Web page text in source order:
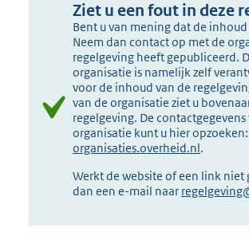
Ziet u een fout in deze
Bent u van mening dat de
Neem dan contact op met de
regelgeving heeft gepubliceerd.
organisatie is namelijk zelf
voor de inhoud van de
van de organisatie ziet u
regelgeving. De contactgegevens
organisatie kunt u hier opzoeken:
organisaties.overheid.nl.
Werkt de website of een link niet
dan een e-mail naar